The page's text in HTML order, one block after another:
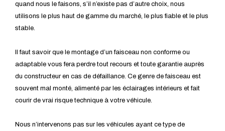
quand nous le faisons, s’il n’existe pas d’autre choix, nous
utilisons le plus haut de gamme du marché, le plus fiable et le plus
stable.
Il faut savoir que le montage d’un faisceau non conforme ou
adaptable vous fera perdre tout recours et toute garantie auprès
du constructeur en cas de défaillance. Ce genre de faisceau est
souvent mal monté, alimenté par les éclairages intérieurs et fait
courir de vrai risque technique à votre véhicule.
Nous n’intervenons pas sur les véhicules ayant ce type de